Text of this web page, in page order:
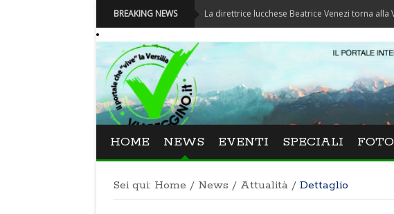
BREAKING NEWS
Festival La Versiliana - La direttrice lucchese Beatrice Venezi torna alla Versiliana
HOME NEWS EVENTI SPECIALI FOTO
Sei qui: Home / News / Attualità / Dettaglio